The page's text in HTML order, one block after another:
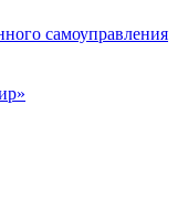
самоуправления